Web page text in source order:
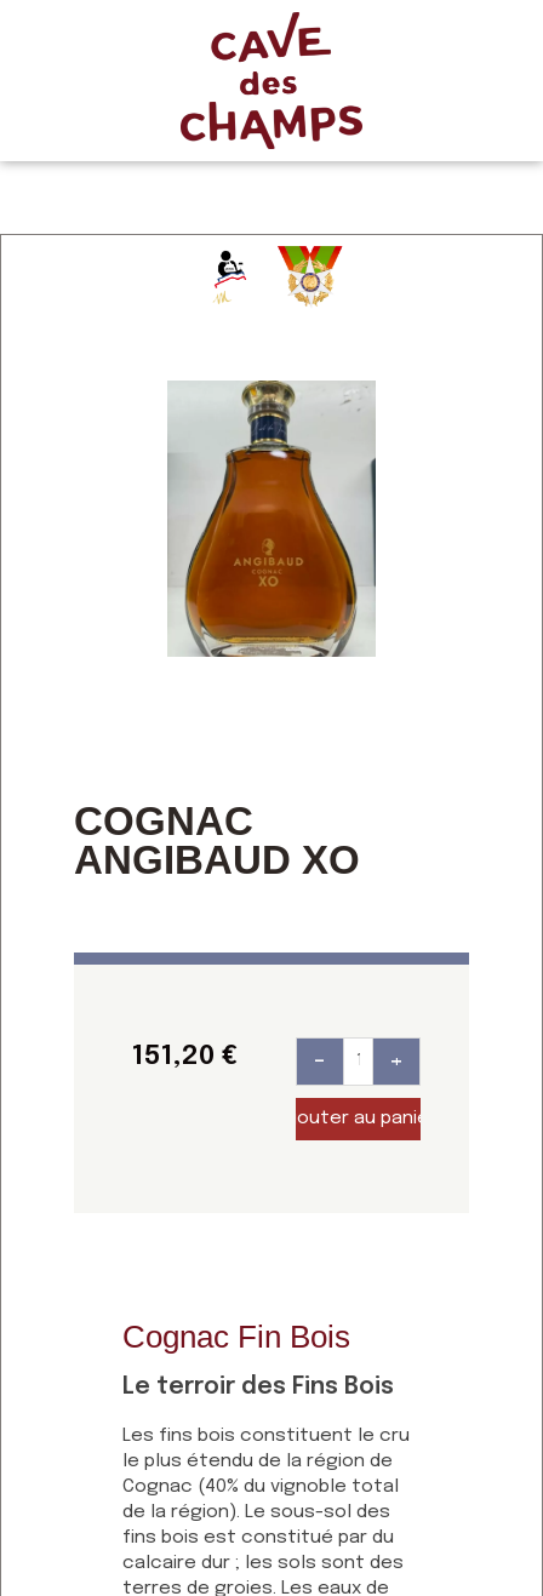
COGNAC
ANGIBAUD XO
151,20 € - +
Cognac Fin Bois
Le terroir des Fins Bois
Les fins bois constituent le cru
le plus étendu de la région de
Cognac (40% du vignoble total
de la région). Le sous-sol des
fins bois est constitué par du
calcaire dur ; les sols sont des
terres de groies. Les eaux de